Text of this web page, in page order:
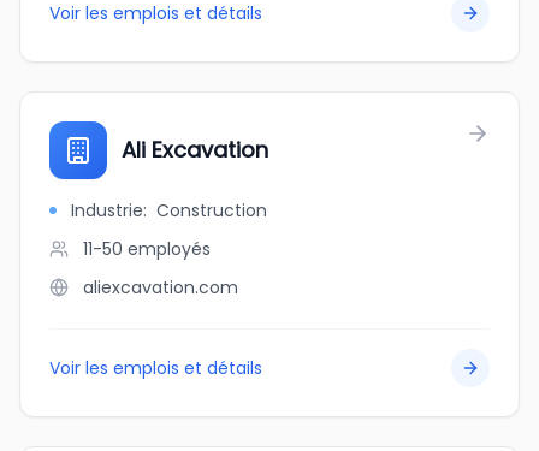
Voir les emplois et détails
Ali Excavation
Industrie: Construction
11-50 employés
aliexcavation.com
Voir les emplois et détails